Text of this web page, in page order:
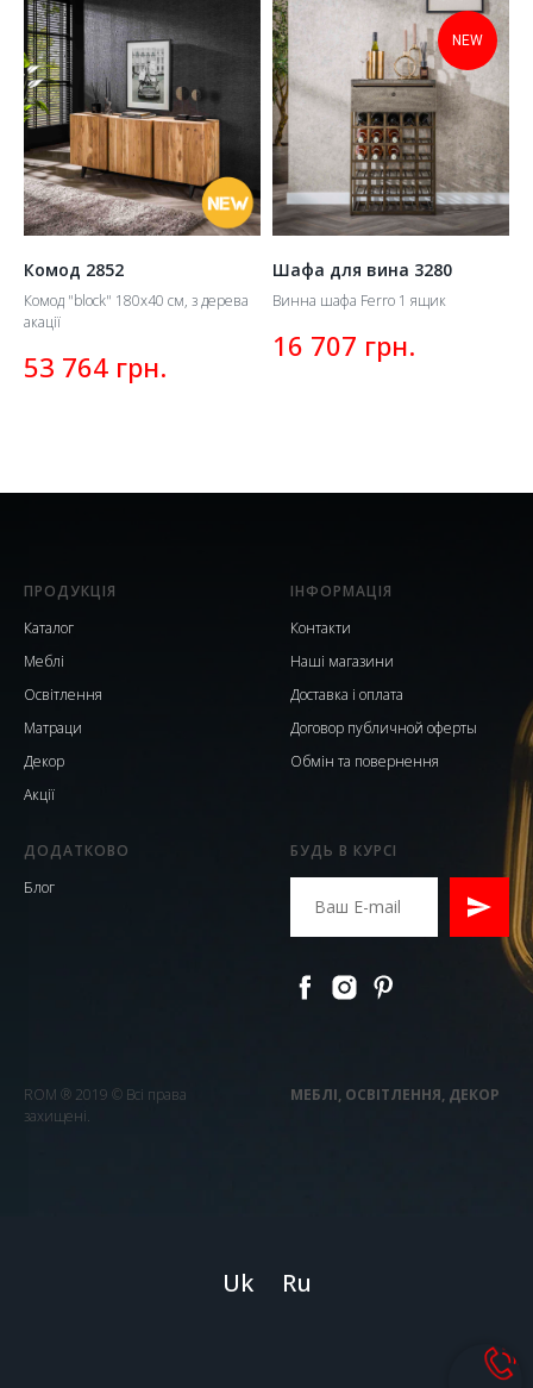
Комод 2852
Комод "block" 180х40 см, з дерева
акації
53 764 грн.
NEW
Шафа для вина 3280
Винна шафа Ferro 1 ящик
16 707 грн.
ПРОДУКЦІЯ
Каталог
Меблі
Освітлення
Матраци
Декор
Акції
ІНФОРМАЦІЯ
Контакти
Наші магазини
Доставка і оплата
Договор публичной оферты
Обмін та повернення
ДОДАТКОВО
Блог
БУДЬ В КУРСІ
ROM ® 2019 © Всі права
захищені.
МЕБЛІ, ОСВІТЛЕННЯ, ДЕКОР
Uk Ru